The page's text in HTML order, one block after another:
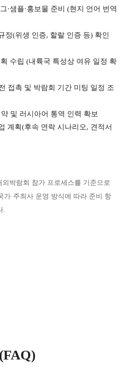
·샘플·홍보물 준비 (현지 언어 번역
정(위생 인증, 할랄 인증 등) 확인
수립 (내륙국 특성상 여유 일정 확
접촉 및 박람회 기간 미팅 일정 조
및 러시아어 통역 인력 확보
계획(후속 연락 시나리오, 견적서
박람회 참가 프로세스를 기준으로
가·주최사 운영 방식에 따라 준비 항
.